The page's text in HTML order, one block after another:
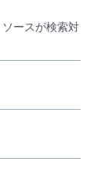
ースが検索対